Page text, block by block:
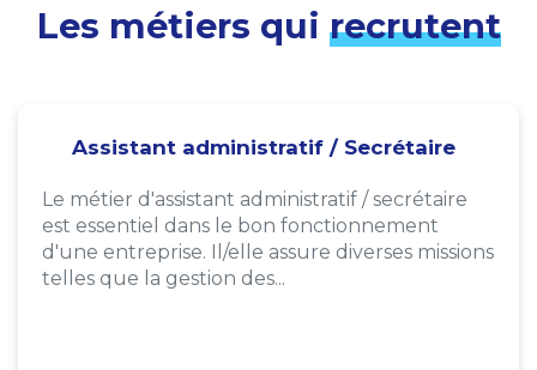
Les métiers qui recrutent
Assistant administratif / Secrétaire
Le métier d'assistant administratif / secrétaire
est essentiel dans le bon fonctionnement
d'une entreprise. Il/elle assure diverses missions
telles que la gestion des...